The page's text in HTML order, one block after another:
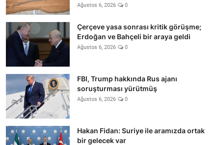
Ağustos 6, 2026 0
Çerçeve yasa sonrası kritik görüşme;
Erdoğan ve Bahçeli bir araya geldi
Ağustos 6, 2026 0
FBI, Trump hakkında Rus ajanı
soruşturması yürütmüş
Ağustos 6, 2026 0
Hakan Fidan: Suriye ile aramızda ortak
bir gelecek var